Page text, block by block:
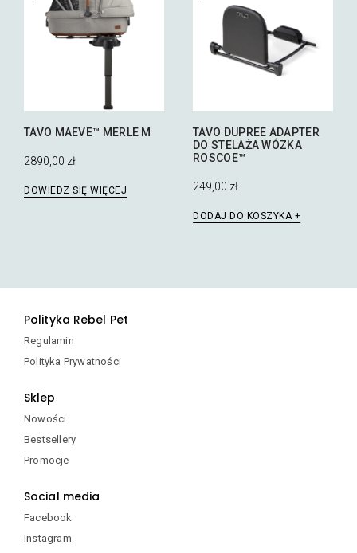
TAVO MAEVE™ MERLE M
2890,00 zł
DOWIEDZ SIĘ WIĘCEJ
TAVO DUPREE ADAPTER
DO STELAŻA WÓZKA
ROSCOE™
249,00 zł
DODAJ DO KOSZYKA
Polityka Rebel Pet
Regulamin
Polityka Prywatności
Sklep
Nowości
Bestsellery
Promocje
Social media
Facebook
Instagram